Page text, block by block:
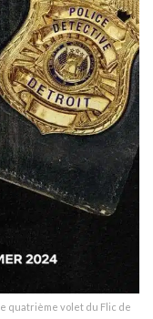
quatrième volet du Flic de